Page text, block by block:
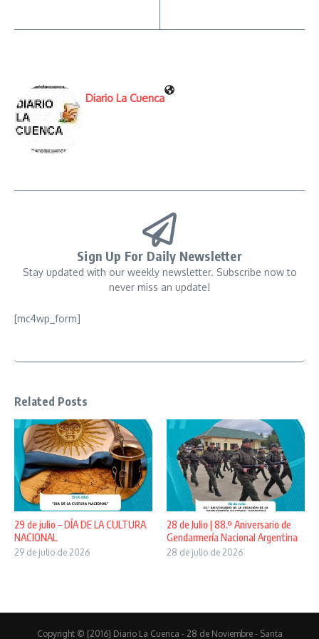
Diario La Cuenca
Sign Up For Daily Newsletter
Stay updated with our weekly newsletter. Subscribe now to
never miss an update!
[mc4wp_form]
Related Posts
29 de julio – DÍA DE LA CULTURA
NACIONAL
29 de julio de 2026
28 de Julio | 88.º Aniversario de
Gendarmería Nacional Argentina
28 de julio de 2026
Copyright © [2016] Diario La Cuenca - 28 de Noviembre - Santa